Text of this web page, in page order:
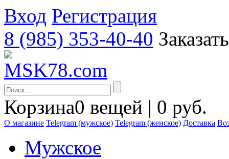
Вход Регистрация
8 (985) 353-40-40
Корзина0 вещей | 0 руб.
О магазине Telegram (мужское) Telegram (женское) Доставка
Мужское